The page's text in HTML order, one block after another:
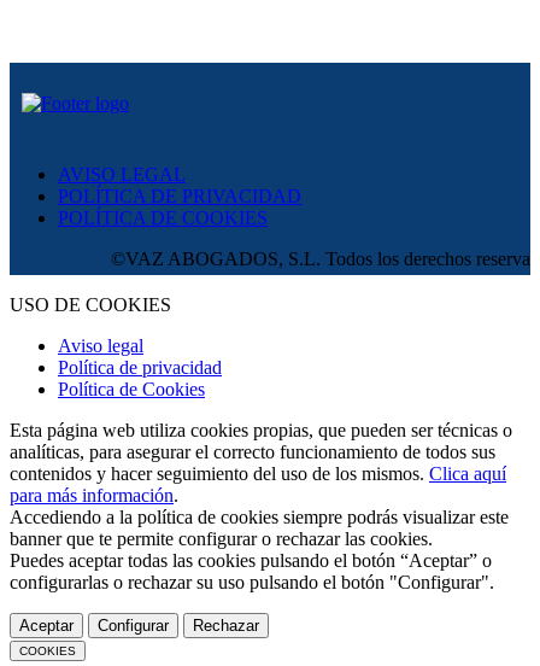
AVISO LEGAL
POLÍTICA DE PRIVACIDAD
POLÍTICA DE COOKIES
©VAZ ABOGADOS, S.L. Todos los derechos reservados.
USO DE COOKIES
Aviso legal
Política de privacidad
Política de Cookies
Esta página web utiliza cookies propias, que pueden ser técnicas o
analíticas, para asegurar el correcto funcionamiento de todos sus
contenidos y hacer seguimiento del uso de los mismos. Clica aquí
para más información.
Accediendo a la política de cookies siempre podrás visualizar este
banner que te permite configurar o rechazar las cookies.
Puedes aceptar todas las cookies pulsando el botón “Aceptar” o
configurarlas o rechazar su uso pulsando el botón "Configurar".
Aceptar Configurar Rechazar
COOKIES